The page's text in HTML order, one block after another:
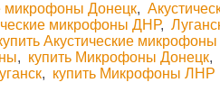
микрофоны Донецк,
микрофоны ДНР,
Акустические микрофоны
, купить Микрофоны Донецк,
, купить Микрофоны ЛНР